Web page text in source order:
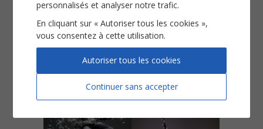
Les gens sont fous
Piano Chant
Les voisines
Piano Chant
personnalisés et analyser notre trafic.
En cliquant sur « Autoriser tous les cookies »,
vous consentez à cette utilisation.
Continuer sans accepter
Autoriser tous les cookies